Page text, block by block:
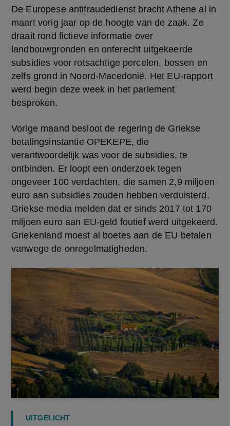
De Europese antifraudedienst bracht Athene al in
maart vorig jaar op de hoogte van de zaak. Ze
draait rond fictieve informatie over
landbouwgronden en onterecht uitgekeerde
subsidies voor rotsachtige percelen, bossen en
zelfs grond in Noord-Macedonië. Het EU-rapport
werd begin deze week in het parlement
besproken.
Vorige maand besloot de regering de Griekse
betalingsinstantie OPEKEPE, die
verantwoordelijk was voor de subsidies, te
ontbinden. Er loopt een onderzoek tegen
ongeveer 100 verdachten, die samen 2,9 miljoen
euro aan subsidies zouden hebben verduisterd.
Griekse media melden dat er sinds 2017 tot 170
miljoen euro aan EU-geld foutief werd uitgekeerd.
Griekenland moest al boetes aan de EU betalen
vanwege de onregelmatigheden.
UITGELICHT